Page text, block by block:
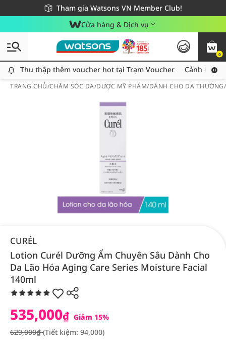
Tham gia Watsons VN Member Club!
Miễn phí giao hàng cho đơn hàng từ 249,000Đ
Giao hàng nhanh 24h - Áp dụng khu vực TP. Hồ Chí Minh
Cửa hàng & Dịch vụ
0
Thu thập thêm voucher hot tại Trạm Voucher
Thu thập thêm voucher hot tại Trạm Voucher Cảnh báo
TRANG CHỦ/CHĂM SÓC DA/DƯỢC MỸ PHẨM/DÀNH CHO DA
CURÉL
Lotion Curél Dưỡng Ẩm Chuyên Sâu Dành Cho
Da Lão Hóa Aging Care Series Moisture Facial
140ml
535,000₫ Giảm 15%
629,000₫(Tiết kiệm: 94,000)